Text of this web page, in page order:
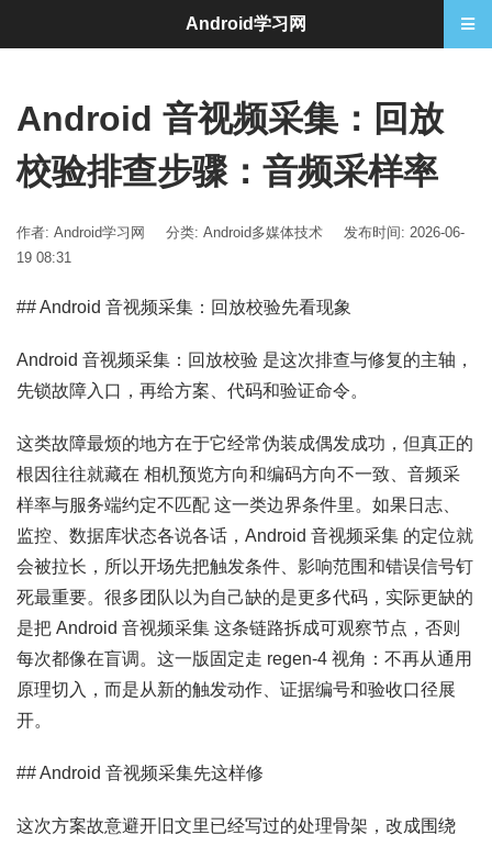
Android 音视频采集：回放
校验排查步骤：音频采样率
作者: Android学习网 分类: Android多媒体技术
发布时间: 2026-06-
19 08:31
## Android 音视频采集：回放校验先看现象
Android 音视频采集：回放校验 是这次排查与修复的主轴，
先锁故障入口，再给方案、代码和验证命令。
这类故障最烦的地方在于它经常伪装成偶发成功，但真正的
根因往往就藏在 相机预览方向和编码方向不一致、音频采
样率与服务端约定不匹配 这一类边界条件里。如果日志、
监控、数据库状态各说各话，Android 音视频采集 的定位就
会被拉长，所以开场先把触发条件、影响范围和错误信号钉
死最重要。很多团队以为自己缺的是更多代码，实际更缺的
是把 Android 音视频采集 这条链路拆成可观察节点，否则
每次都像在盲调。这一版固定走 regen-4 视角：不再从通用
原理切入，而是从新的触发动作、证据编号和验收口径展
开。
## Android 音视频采集先这样修
这次方案故意避开旧文里已经写过的处理骨架，改成围绕
Android学习网